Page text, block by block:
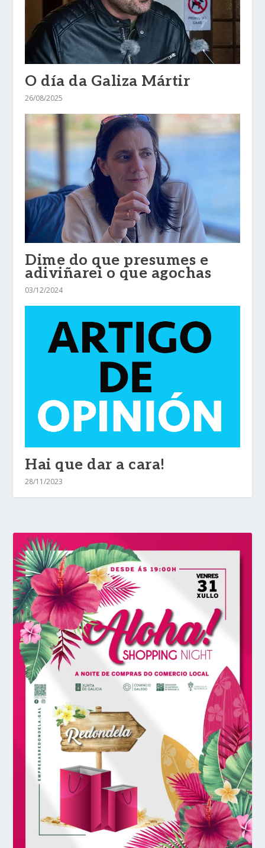
O día da Galiza Mártir
26/08/2025
Dime do que presumes e
adiviñarei o que agochas
03/12/2024
Hai que dar a cara!
28/11/2023